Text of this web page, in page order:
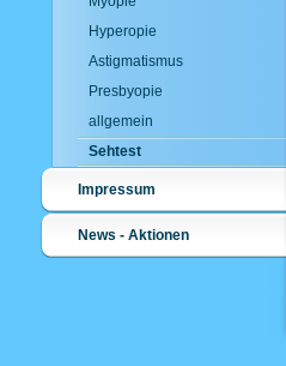
Hyperopie
Astigmatismus
Presbyopie
allgemein
Sehtest
Impressum
News - Aktionen